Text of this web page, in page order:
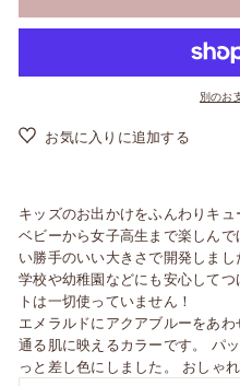
別のお
お気に入りに追加する
キッズのお出かけをふんわりキュ
ベビーから女子高生まで楽しん
い勝手のいい大きさで開発しまし
学校や幼稚園などにも安心して
トは一切使っていません！
エメラルドにアクアブルーをあ
通る肌に映えるカラーです。 パ
っと差し色にしました。 おしゃ